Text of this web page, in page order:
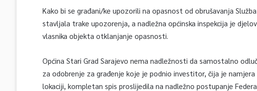
Kako bi se građani/ke upozorili na opasnost od obrušavanja
stavljala trake upozorenja, a nadležna općinska inspekcija je
vlasnika objekta otklanjanje opasnosti.
Općina Stari Grad Sarajevo nema nadležnosti da samostalno
za odobrenje za građenje koje je podnio investitor, čija je
lokaciji, kompletan spis proslijedila na nadležno postupanje